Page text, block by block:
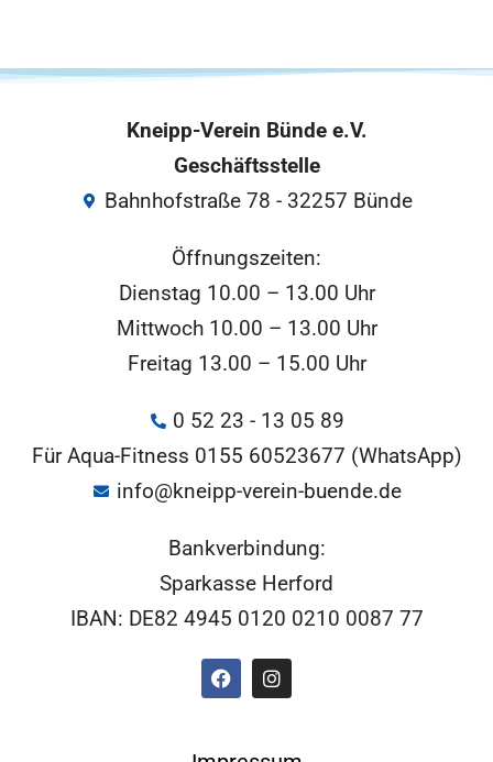
Kneipp-Verein Bünde e.V.
Geschäftsstelle
Bahnhofstraße 78 - 32257 Bünde
Öffnungszeiten:
Dienstag 10.00 – 13.00 Uhr
Mittwoch 10.00 – 13.00 Uhr
Freitag 13.00 – 15.00 Uhr
0 52 23 - 13 05 89
Für Aqua-Fitness 0155 60523677 (WhatsApp)
info@kneipp-verein-buende.de
Bankverbindung:
Sparkasse Herford
IBAN: DE82 4945 0120 0210 0087 77